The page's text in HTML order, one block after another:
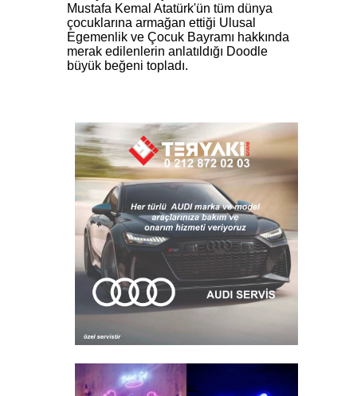
Mustafa Kemal Atatürk'ün tüm dünya
çocuklarına armağan ettiği Ulusal
Egemenlik ve Çocuk Bayramı hakkında
merak edilenlerin anlatıldığı Doodle
büyük beğeni topladı.